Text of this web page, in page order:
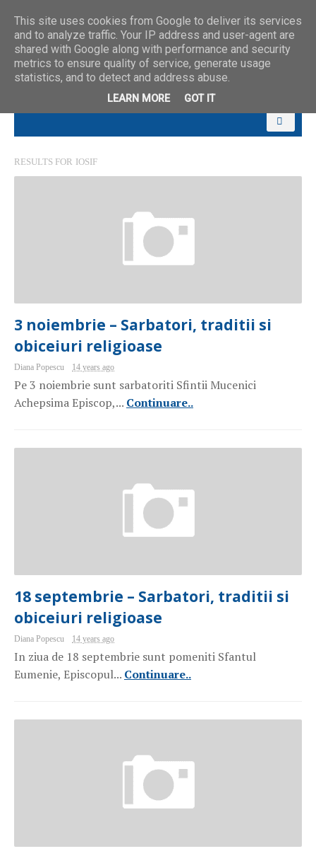
RESULTS FOR IOSIF
3 noiembrie – Sarbatori, traditii si
obiceiuri religioase
Diana Popescu 14 years ago
Pe 3 noiembrie sunt sarbatoriti Sfintii Mucenici
Achepsima Episcop,... Continuare..
18 septembrie – Sarbatori, traditii si
obiceiuri religioase
Diana Popescu 14 years ago
In ziua de 18 septembrie sunt pomeniti Sfantul
Eumenie, Episcopul... Continuare..
This site uses cookies from Google to deliver its services
and to analyze traffic. Your IP address and user-agent are
shared with Google along with performance and security
metrics to ensure quality of service, generate usage
statistics, and to detect and address abuse.
LEARN MORE GOT IT